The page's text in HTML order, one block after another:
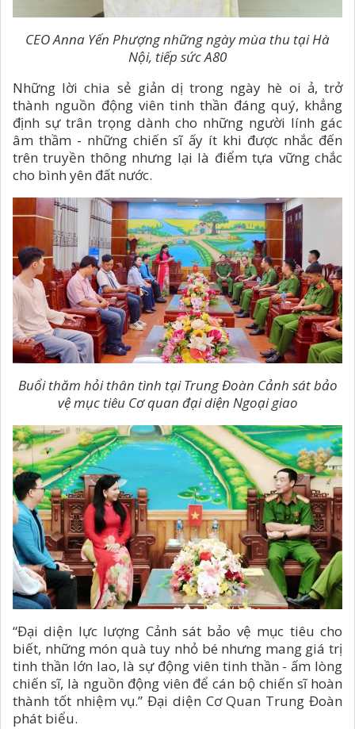
CEO Anna Yến Phượng những ngày mùa thu tại Hà
Nội, tiếp sức A80
Những lời chia sẻ giản dị trong ngày hè oi ả, trở
thành nguồn động viên tinh thần đáng quý, khẳng
định sự trân trọng dành cho những người lính gác
âm thầm - những chiến sĩ ấy ít khi được nhắc đến
trên truyền thông nhưng lại là điểm tựa vững chắc
cho bình yên đất nước.
Buổi thăm hỏi thân tình tại Trung Đoàn Cảnh sát bảo
vệ mục tiêu Cơ quan đại diện Ngoại giao
“Đại diện lực lượng Cảnh sát bảo vệ mục tiêu cho
biết, những món quà tuy nhỏ bé nhưng mang giá trị
tinh thần lớn lao, là sự động viên tinh thần - ấm lòng
chiến sĩ, là nguồn động viên để cán bộ chiến sĩ hoàn
thành tốt nhiệm vụ.” Đại diện Cơ Quan Trung Đoàn
phát biểu.